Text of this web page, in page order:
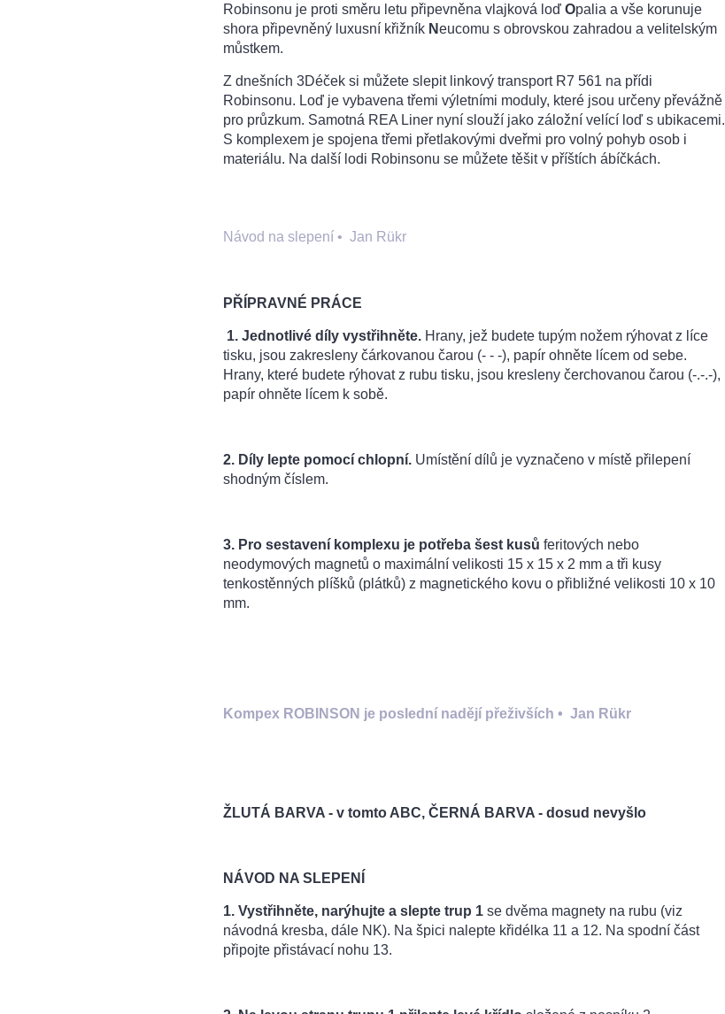
Robinsonu je proti směru letu připevněna vlajková loď Opalia a vše korunuje
shora připevněný luxusní křižník Neucomu s obrovskou zahradou a velitelským
můstkem.
Z dnešních 3Déček si můžete slepit linkový transport R7 561 na přídi
Robinsonu. Loď je vybavena třemi výletními moduly, které jsou určeny převážně
pro průzkum. Samotná REA Liner nyní slouží jako záložní velící loď s ubikacemi.
S komplexem je spojena třemi přetlakovými dveřmi pro volný pohyb osob i
materiálu. Na další lodi Robinsonu se můžete těšit v příštích ábíčkách.
Návod na slepení • Jan Rükr
PŘÍPRAVNÉ PRÁCE
1. Jednotlivé díly vystřihněte. Hrany, jež budete tupým nožem rýhovat z líce
tisku, jsou zakresleny čárkovanou čarou (- - -), papír ohněte lícem od sebe.
Hrany, které budete rýhovat z rubu tisku, jsou kresleny čerchovanou čarou (-.-.-),
papír ohněte lícem k sobě.
2. Díly lepte pomocí chlopní. Umístění dílů je vyznačeno v místě přilepení
shodným číslem.
3. Pro sestavení komplexu je potřeba šest kusů feritových nebo
neodymových magnetů o maximální velikosti 15 x 15 x 2 mm a tři kusy
tenkostěnných plíšků (plátků) z magnetického kovu o přibližné velikosti 10 x 10
mm.
Kompex ROBINSON je poslední nadějí přeživších • Jan Rükr
ŽLUTÁ BARVA - v tomto ABC, ČERNÁ BARVA - dosud nevyšlo
NÁVOD NA SLEPENÍ
1. Vystřihněte, narýhujte a slepte trup 1 se dvěma magnety na rubu (viz
návodná kresba, dále NK). Na špici nalepte křidélka 11 a 12. Na spodní část
připojte přistávací nohu 13.